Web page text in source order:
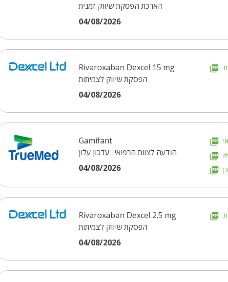
הארכת הפסקת שיווק זמנית
04/08/2026
Rivaroxaban Dexcel 15 mg
הפסקת שיווק לצמיתות
04/08/2026
Gamifant
הודעה לצוות הרפואי- עדכון עלון
04/08/2026
Rivaroxaban Dexcel 2.5 mg
הפסקת שיווק לצמיתות
04/08/2026